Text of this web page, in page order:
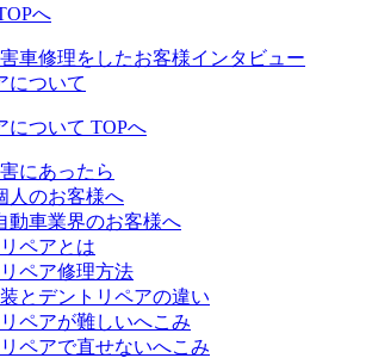
へ
車修理をしたお客様インタビュー
について
について TOPへ
にあったら
人のお客様へ
動車業界のお客様へ
ペアとは
ペア修理方法
とデントリペアの違い
ペアが難しいへこみ
ペアで直せないへこみ